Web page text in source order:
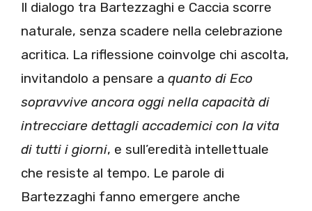
Il dialogo tra Bartezzaghi e Caccia scorre
naturale, senza scadere nella celebrazione
acritica. La riflessione coinvolge chi ascolta,
invitandolo a pensare a quanto di Eco
sopravvive ancora oggi nella capacità di
intrecciare dettagli accademici con la vita
di tutti i giorni, e sull’eredità intellettuale
che resiste al tempo. Le parole di
Bartezzaghi fanno emergere anche